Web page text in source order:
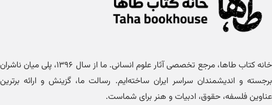
خانه کتاب طاها، مرجع تخصصی آثار علوم انسانی. ما از سال ۱۳۹۶، پلی میان ناشران
برجسته و اندیشمندان سراسر ایران ساخته‌ایم. رسالت ما، گزینش و ارائه برترین
عناوین فلسفه، حقوق، ادبیات و هنر برای شماست.